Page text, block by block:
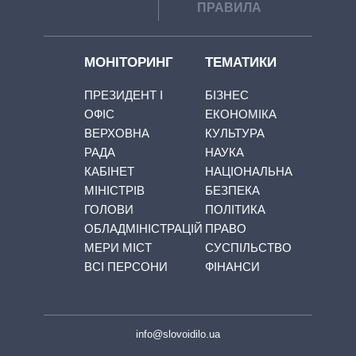
ПРАВИЛА
МОНІТОРИНГ
ПРЕЗИДЕНТ І
ОФІС
ВЕРХОВНА
РАДА
КАБІНЕТ
МІНІСТРІВ
ГОЛОВИ
ОБЛАДМІНІСТРАЦІЙ
МЕРИ МІСТ
ВСІ ПЕРСОНИ
ТЕМАТИКИ
БІЗНЕС
ЕКОНОМІКА
КУЛЬТУРА
НАУКА
НАЦІОНАЛЬНА
БЕЗПЕКА
ПОЛІТИКА
ПРАВО
СУСПІЛЬСТВО
ФІНАНСИ
info@slovoidilo.ua